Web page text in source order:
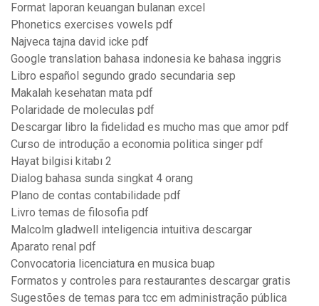
Format laporan keuangan bulanan excel
Phonetics exercises vowels pdf
Najveca tajna david icke pdf
Google translation bahasa indonesia ke bahasa inggris
Libro español segundo grado secundaria sep
Makalah kesehatan mata pdf
Polaridade de moleculas pdf
Descargar libro la fidelidad es mucho mas que amor pdf
Curso de introdução a economia politica singer pdf
Hayat bilgisi kitabı 2
Dialog bahasa sunda singkat 4 orang
Plano de contas contabilidade pdf
Livro temas de filosofia pdf
Malcolm gladwell inteligencia intuitiva descargar
Aparato renal pdf
Convocatoria licenciatura en musica buap
Formatos y controles para restaurantes descargar gratis
Sugestões de temas para tcc em administração pública